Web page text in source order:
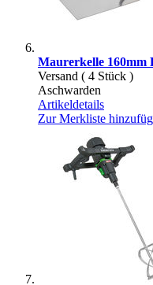
Maurerkelle 160mm
Versand ( 4 Stück )
Aschwarden
Artikeldetails
Zur Merkliste